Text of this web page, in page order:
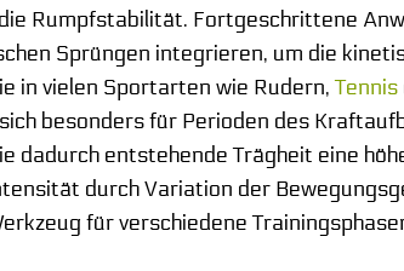
Rumpfstabilität. Fortgeschrittene
Sprüngen integrieren, um die
in vielen Sportarten wie Rudern,Tennis
besonders für Perioden des
dadurch entstehende Trägheit eine
durch Variation der
für verschiedene